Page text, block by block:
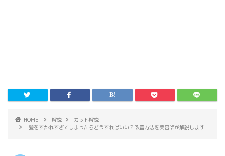
HOME 解説
カット解説
髪をすかれすぎてしまったらどうすればいい？改善方法を美容師が解説します